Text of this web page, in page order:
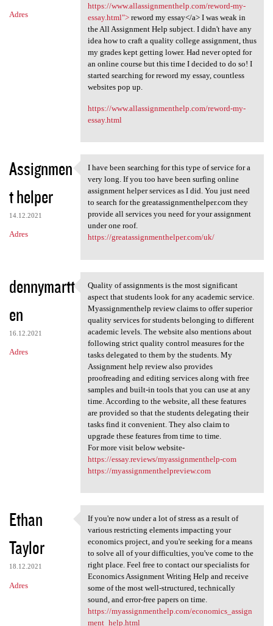
Adres
https://www.allassignmenthelp.com/reword-my-
essay.html">reword my essay</a> I was weak in
the All Assignment Help subject. I didn't have any
idea how to craft a quality college assignment, thus
my grades kept getting lower. Had never opted for
an online course but this time I decided to do so! I
started searching for reword my essay, countless
websites pop up.
https://www.allassignmenthelp.com/reword-my-
essay.html
Assignmen
t helper
14.12.2021
Adres
I have been searching for
I have been searching for this type of service for a
very long. If you too have been surfing online
assignment helper services as I did. You just need
to search for the greatassignmenthelper.com they
provide all services you need for your assignment
under one roof.
https://greatassignmenthelper.com/uk/
dennymartt
en
16.12.2021
Adres
Quality of assignments is the
Quality of assignments is the most significant
aspect that students look for any academic service.
Myassignmenthelp review claims to offer superior
quality services for students belonging to different
academic levels. The website also mentions about
following strict quality control measures for the
tasks delegated to them by the students. My
Assignment help review also provides
proofreading and editing services along with free
samples and built-in tools that you can use at any
time. According to the website, all these features
are provided so that the students delegating their
tasks find it convenient. They also claim to
upgrade these features from time to time.
For more visit below website-
https://essay.reviews/myassignmenthelp-com
https://myassignmenthelpreview.com
Ethan
Taylor
18.12.2021
Adres
If you're now under a lot of
If you're now under a lot of stress as a result of
various restricting elements impacting your
economics project, and you're seeking for a means
to solve all of your difficulties, you've come to the
right place. Feel free to contact our specialists for
Economics Assignment Writing Help and receive
some of the most well-structured, technically
sound, and error-free papers on time.
https://myassignmenthelp.com/economics_assign
ment_help.html